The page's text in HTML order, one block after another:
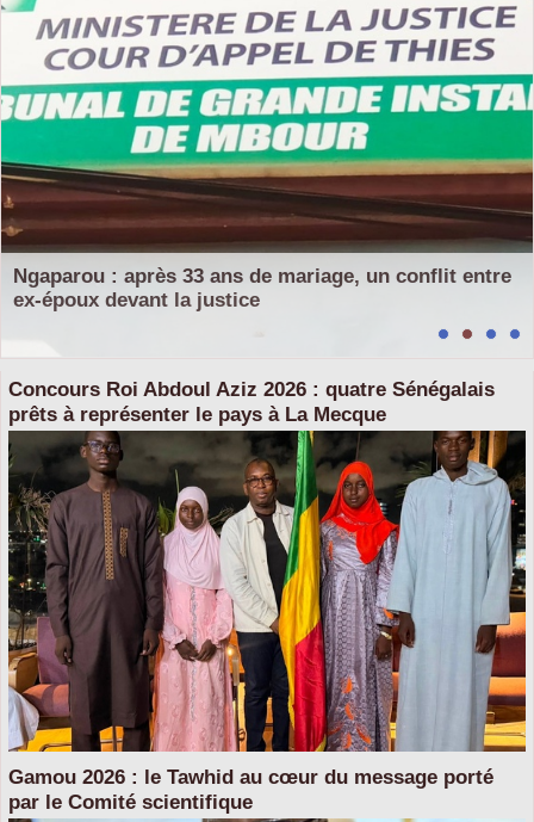
Ngaparou : après 33 ans de mariage, un conflit entre
ex-époux devant la justice
Concours Roi Abdoul Aziz 2026 : quatre Sénégalais
prêts à représenter le pays à La Mecque
Gamou 2026 : le Tawhid au cœur du message porté
par le Comité scientifique